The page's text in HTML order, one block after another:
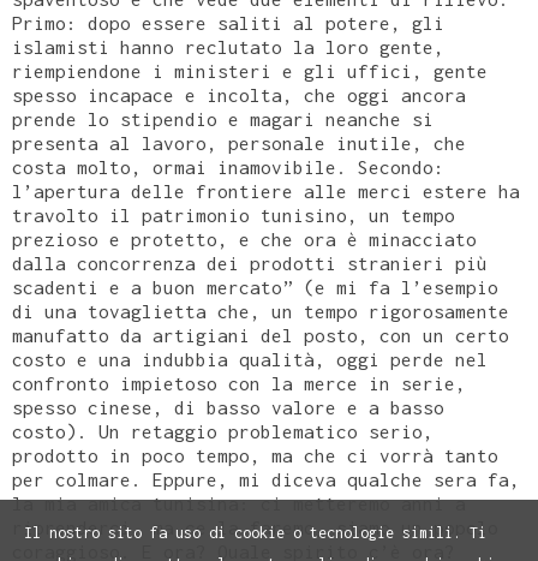
Primo: dopo essere saliti al potere, gli
islamisti hanno reclutato la loro gente,
riempiendone i ministeri e gli uffici, gente
spesso incapace e incolta, che oggi ancora
prende lo stipendio e magari neanche si
presenta al lavoro, personale inutile, che
costa molto, ormai inamovibile. Secondo:
l’apertura delle frontiere alle merci estere ha
travolto il patrimonio tunisino, un tempo
prezioso e protetto, e che ora è minacciato
dalla concorrenza dei prodotti stranieri più
scadenti e a buon mercato” (e mi fa l’esempio
di una tovaglietta che, un tempo rigorosamente
manufatto da artigiani del posto, con un certo
costo e una indubbia qualità, oggi perde nel
confronto impietoso con la merce in serie,
spesso cinese, di basso valore e a basso
costo). Un retaggio problematico serio,
prodotto in poco tempo, ma che ci vorrà tanto
per colmare. Eppure, mi diceva qualche sera fa,
la mia amica tunisina: ci metteremo anni a
riprenderci, ma ce la faremo, siamo un popolo
Il nostro sito fa uso di cookie o tecnologie simili. Ti